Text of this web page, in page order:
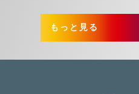
もっと見る